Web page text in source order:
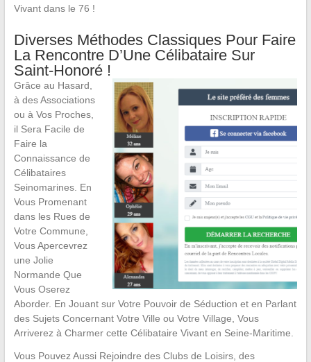
Vivant dans le 76 !
Diverses Méthodes Classiques Pour Faire
La Rencontre D’Une Célibataire Sur
Saint-Honoré !
Grâce au Hasard,
à des Associations
ou à Vos Proches,
il Sera Facile de
Faire la
Connaissance de
Célibataires
Seinomarines. En
Vous Promenant
dans les Rues de
Votre Commune,
Vous Apercevrez
une Jolie
Normande Que
Vous Oserez
Aborder. En Jouant sur Votre Pouvoir de Séduction et en Parlant
des Sujets Concernant Votre Ville ou Votre Village, Vous
Arriverez à Charmer cette Célibataire Vivant en Seine-Maritime.
Vous Pouvez Aussi Rejoindre des Clubs de Loisirs, des